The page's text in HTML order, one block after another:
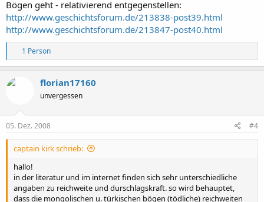
Bögen geht - relativierend entgegenstellen:
http://www.geschichtsforum.de/213838-post39.html
http://www.geschichtsforum.de/213847-post40.html
R
e
a
n
e
1 Person
florian17160
unvergessen
05. Dez. 2008 #4
captain kirk schrieb:
hallo!
in der literatur und im internet finden sich sehr unterschiedliche
angaben zu reichweite und durschlagskraft. so wird behauptet,
dass die mongolischen u. türkischen bögen (tödliche) reichweiten